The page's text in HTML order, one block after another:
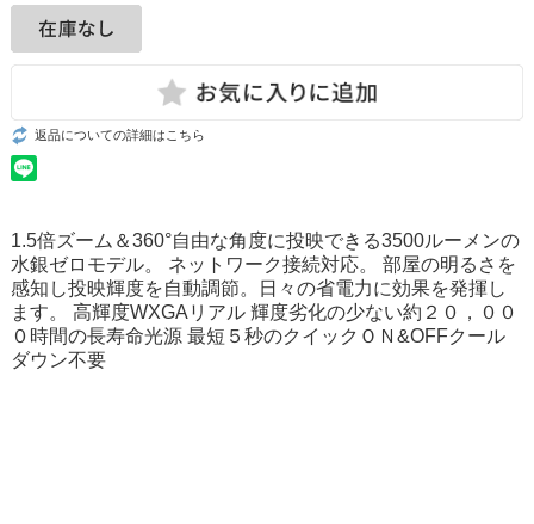
返品についての詳細はこちら
1.5倍ズーム＆360°自由な角度に投映できる3500ルーメンの
水銀ゼロモデル。 ネットワーク接続対応。 部屋の明るさを
感知し投映輝度を自動調節。日々の省電力に効果を発揮し
ます。 高輝度WXGAリアル 輝度劣化の少ない約２０，００
０時間の長寿命光源 最短５秒のクイックＯＮ&OFFクール
ダウン不要